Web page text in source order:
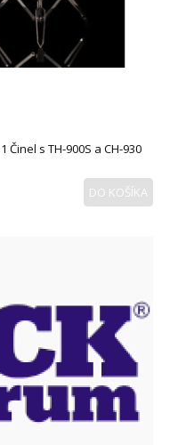
Činel s TH-900S a CH-930
DO KOŠÍKA